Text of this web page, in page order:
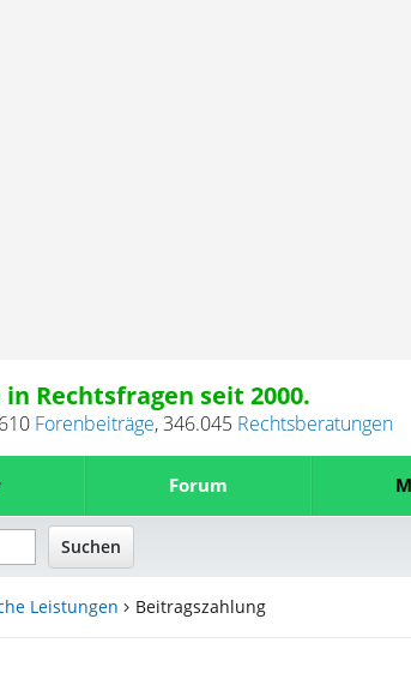
Rechtsfragen seit 2000.
Forenbeiträge,346.045 Rechtsberatungen
Forum
Leistungen Beitragszahlung